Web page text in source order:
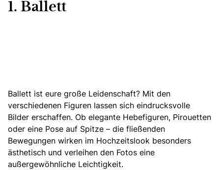
1. Ballett
Ballett ist eure große Leidenschaft? Mit den
verschiedenen Figuren lassen sich eindrucksvolle
Bilder erschaffen. Ob elegante Hebefiguren, Pirouetten
oder eine Pose auf Spitze – die fließenden
Bewegungen wirken im Hochzeitslook besonders
ästhetisch und verleihen den Fotos eine
außergewöhnliche Leichtigkeit.